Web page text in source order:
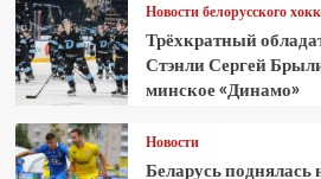
Новости белорусского
Трёхкратный
Стэнли Сергей
минское «Динамо»
Новости
Беларусь поднялась